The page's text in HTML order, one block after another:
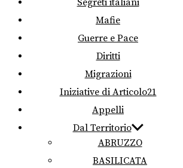
Segreti italiani
Mafie
Guerre e Pace
Diritti
Migrazioni
Iniziative di Articolo21
Appelli
Dal Territorio
ABRUZZO
BASILICATA